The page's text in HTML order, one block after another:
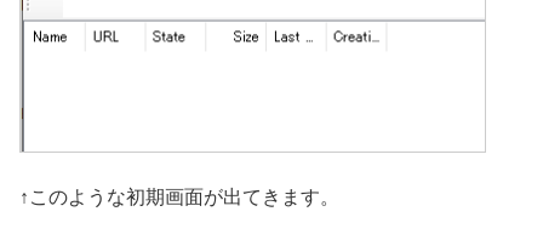
↑このような初期画面が出てきます。